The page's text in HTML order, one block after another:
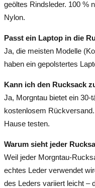
geöltes Rindsleder. 100 %
Nylon.
Passt ein Laptop in die
Ja, die meisten Modelle
haben ein gepolstertes
Kann ich den Rucksack
Ja, Morgntau bietet ein
kostenlosem
Hause testen.
Warum sieht jeder
Weil jeder Morgntau-
echtes Leder verwendet
des Leders variiert leicht –